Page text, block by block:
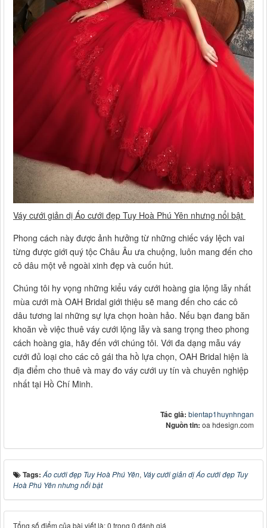
Váy cưới giản dị Áo cưới đẹp Tuy Hoà Phú Yên nhưng nổi bật
Phong cách này được ảnh hưởng từ những chiếc váy lệch vai
từng được giới quý tộc Châu Âu ưa chuộng, luôn mang đến cho
cô dâu một vẻ ngoài xinh đẹp và cuốn hút.
Chúng tôi hy vọng những kiểu váy cưới hoàng gia lộng lẫy nhất
mùa cưới mà OAH Bridal giới thiệu sẽ mang đến cho các cô
dâu tương lai những sự lựa chọn hoàn hảo. Nếu bạn đang băn
khoăn về việc thuê váy cưới lộng lẫy và sang trọng theo phong
cách hoàng gia, hãy đến với chúng tôi. Với đa dạng mẫu váy
cưới đủ loại cho các cô gái tha hồ lựa chọn, OAH Bridal hiện là
địa điểm cho thuê và may đo váy cưới uy tín và chuyên nghiệp
nhất tại Hồ Chí Minh.
Tác giả: bientap1huynhngan
Nguồn tin: oa hdesign.com
Tags:Áo cưới đẹp Tuy Hoà Phú Yên, Váy cưới giản dị Áo cưới đẹp Tuy
Hoà Phú Yên nhưng nổi bật
Tổng số điểm của bài viết là: 0 trong 0 đánh giá